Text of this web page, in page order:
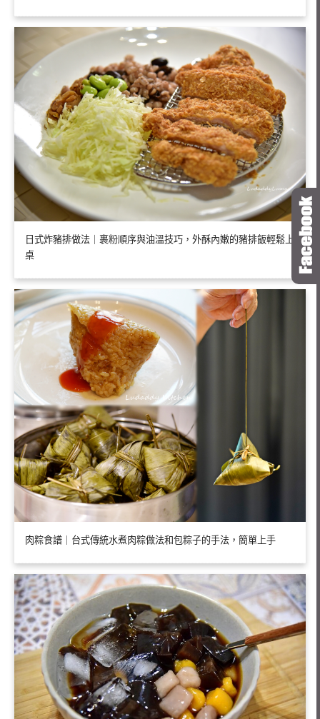
日式炸豬排做法｜裹粉順序與油溫技巧，外酥內嫩的豬排飯輕鬆上
桌
肉粽食譜｜台式傳統水煮肉粽做法和包粽子的手法，簡單上手